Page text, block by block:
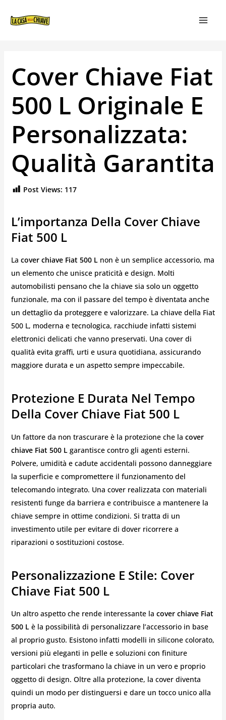
Cover Chiave Fiat
500 L Originale E
Personalizzata:
Qualità Garantita
Post Views: 117
L’importanza Della Cover Chiave
Fiat 500 L
La cover chiave Fiat 500 Lnon è un semplice accessorio, ma
un elemento che unisce praticità e design. Molti
automobilisti pensano che la chiave sia solo un oggetto
funzionale, ma con il passare del tempo è diventata anche
un dettaglio da proteggere e valorizzare. La chiave della Fiat
500 L, moderna e tecnologica, racchiude infatti sistemi
elettronici delicati che vanno preservati. Una cover di
qualità evita graffi, urti e usura quotidiana, assicurando
maggiore durata e un aspetto sempre impeccabile.
Protezione E Durata Nel Tempo
Della Cover Chiave Fiat 500 L
Un fattore da non trascurare è la protezione che la cover
chiave Fiat 500 L garantisce contro gli agenti esterni.
Polvere, umidità e cadute accidentali possono danneggiare
la superficie e compromettere il funzionamento del
telecomando integrato. Una cover realizzata con materiali
resistenti funge da barriera e contribuisce a mantenere la
chiave sempre in ottime condizioni. Si tratta di un
investimento utile per evitare di dover ricorrere a
riparazioni o sostituzioni costose.
Personalizzazione E Stile: Cover
Chiave Fiat 500 L
Un altro aspetto che rende interessante la cover chiave Fiat
500 Lè la possibilità di personalizzare l’accessorio in base
al proprio gusto. Esistono infatti modelli in silicone colorato,
versioni più eleganti in pelle e soluzioni con finiture
particolari che trasformano la chiave in un vero e proprio
oggetto di design. Oltre alla protezione, la cover diventa
quindi un modo per distinguersi e dare un tocco unico alla
propria auto.
ARTICOLI